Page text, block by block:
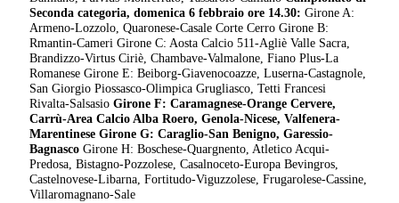
Seconda categoria, domenica 6 febbraio ore 14.30: Girone A:
Armeno-Lozzolo, Quaronese-Casale Corte Cerro Girone B:
Rmantin-CameriGirone C: Aosta Calcio 511-Agliè Valle Sacra,
Brandizzo-Virtus Ciriè, Chambave-Valmalone, Fiano Plus-La
Romanese Girone E: Beiborg-Giavenocoazze, Luserna-Castagnole,
San Giorgio Piossasco-Olimpica Grugliasco, Tetti Francesi
Rivalta-SalsasioGirone F: Caramagnese-Orange Cervere,
Carrù-Area Calcio Alba Roero, Genola-Nicese, Valfenera-
Marentinese Girone G: Caraglio-San Benigno, Garessio-
Bagnasco Girone H: Boschese-Quargnento, Atletico Acqui-
Predosa, Bistagno-Pozzolese, Casalnoceto-Europa Bevingros,
Castelnovese-Libarna, Fortitudo-Viguzzolese, Frugarolese-Cassine,
Villaromagnano-Sale